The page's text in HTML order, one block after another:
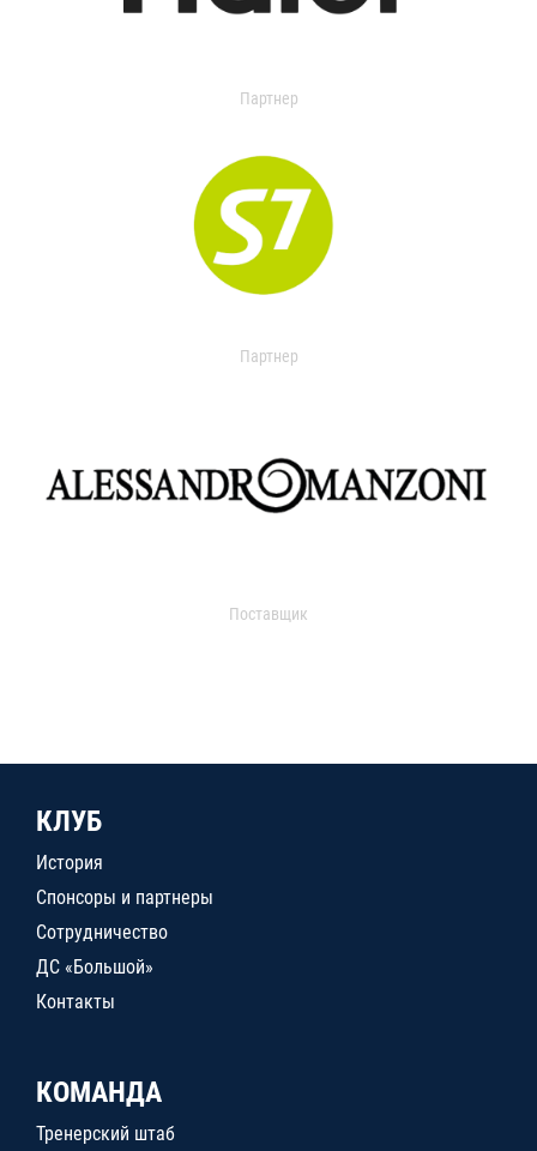
Партнер
Партнер
Поставщик
КЛУБ
История
Спонсоры и партнеры
Сотрудничество
ДС «Большой»
Контакты
КОМАНДА
Тренерский штаб